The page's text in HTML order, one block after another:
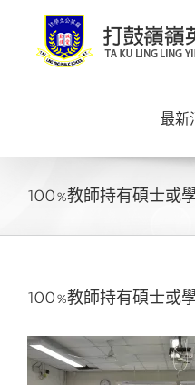
content
最新
100%教師持有碩士或
100%教師持有碩士或